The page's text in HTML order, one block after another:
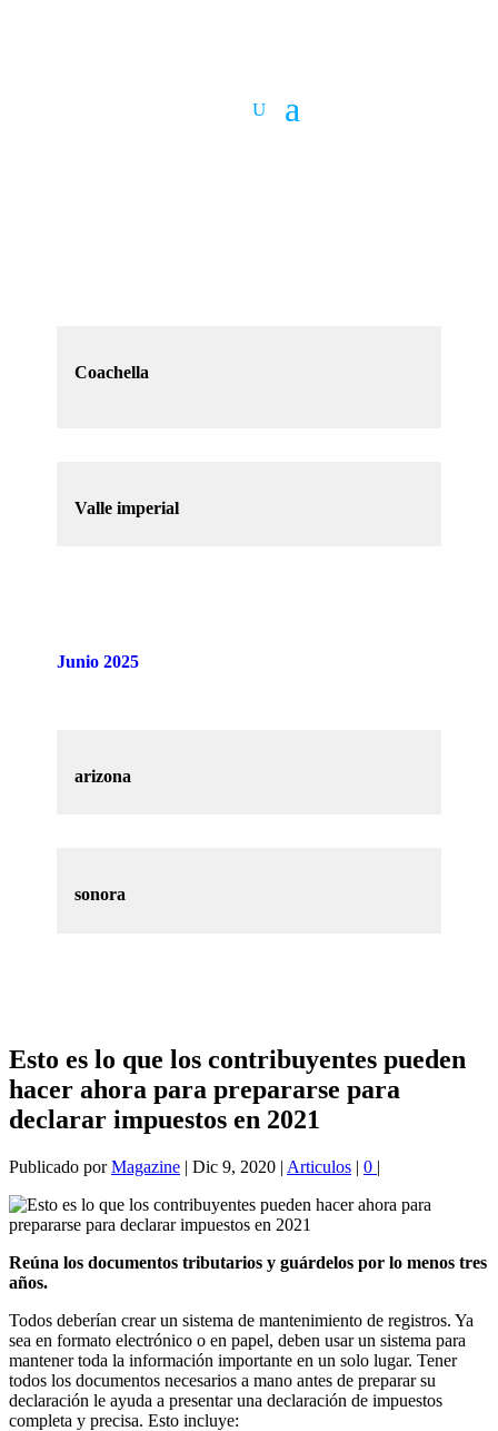
Coachella
Valle imperial
Junio 2025
arizona
sonora
Esto es lo que los contribuyentes pueden
hacer ahora para prepararse para
declarar impuestos en 2021
Publicado porMagazine | Dic 9, 2020 | Articulos | 0 |
Reúna los documentos tributarios y guárdelos por lo menos tres
años.
Todos deberían crear un sistema de mantenimiento de registros. Ya
sea en formato electrónico o en papel, deben usar un sistema para
mantener toda la información importante en un solo lugar. Tener
todos los documentos necesarios a mano antes de preparar su
declaración le ayuda a presentar una declaración de impuestos
completa y precisa. Esto incluye: